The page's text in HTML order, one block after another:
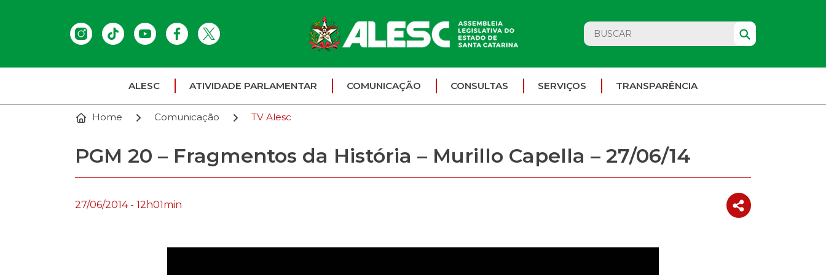
ALESC ATIVIDADE PARLAMENTAR COMUNICAÇÃO CONSULTAS SERVIÇOS TRANSPARÊNCIA
Home Comunicação TV Alesc
PGM 20 – Fragmentos da História – Murillo Capella – 27/06/14
27/06/2014 - 12h01min